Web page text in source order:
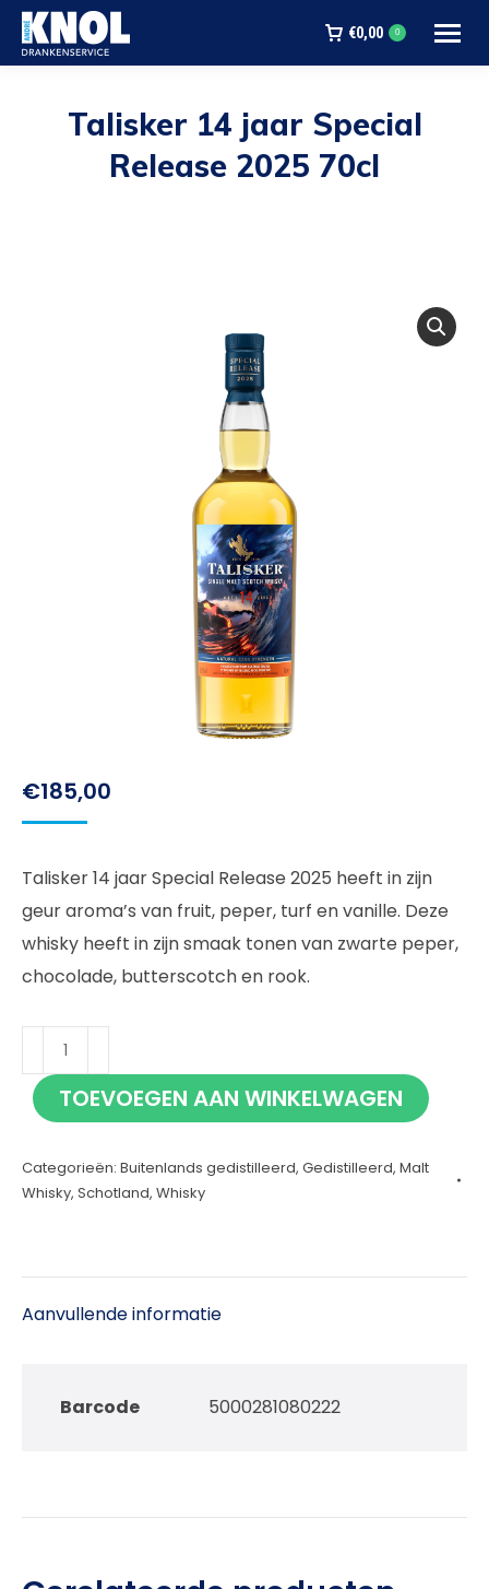
€0,00 0
Talisker 14 jaar Special
Release 2025 70cl
€185,00
Talisker 14 jaar Special Release 2025 heeft in zijn
geur aroma’s van fruit, peper, turf en vanille. Deze
whisky heeft in zijn smaak tonen van zwarte peper,
chocolade, butterscotch en rook.
Talisker
14
jaar
Release
2025
aantal
TOEVOEGEN AAN WINKELWAGEN
Categorieën: Buitenlands gedistilleerd, Gedistilleerd, Malt
Whisky, Schotland, Whisky
Aanvullende informatie
Barcode 5000281080222